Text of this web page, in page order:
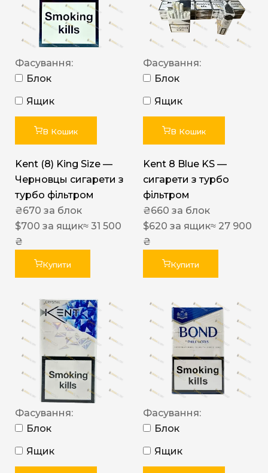
Фасування:
Блок
Ящик
В Кошик
Kent (8) King Size —
Черновцы сигарети з
турбо фільтром
₴670 за блок
$700 за ящик≈ 31 500
₴
Купити
Фасування:
Блок
Ящик
В Кошик
Kent 8 Blue KS —
сигарети з турбо
фільтром
₴660 за блок
$620 за ящик≈ 27 900
₴
Купити
Фасування:
Блок
Ящик
Фасування:
Блок
Ящик